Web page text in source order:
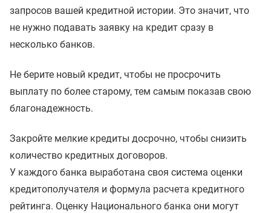
запросов вашей кредитной истории. Это значит, что
не нужно подавать заявку на кредит сразу в
несколько банков.
Не берите новый кредит, чтобы не просрочить
выплату по более старому, тем самым показав свою
благонадежность.
Закройте мелкие кредиты досрочно, чтобы снизить
количество кредитных договоров.
У каждого банка выработана своя система оценки
кредитополучателя и формула расчета кредитного
рейтинга. Оценку Национального банка они могут